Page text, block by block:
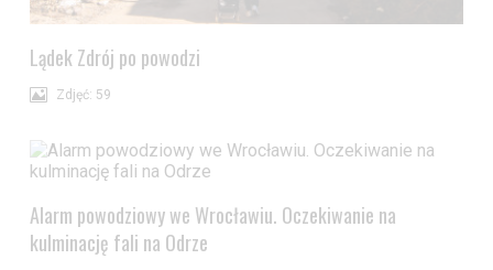
Jeżeli nie chcesz wyrazić zgody na przetwarzanie plików cookies,
przejdź doustawień zaawansowanych.
Wyrażam zgodę i przechodzę do serwisu
Lądek Zdrój po powodzi
Zdjęć: 59
Alarm powodziowy we Wrocławiu. Oczekiwanie na
kulminację fali na Odrze